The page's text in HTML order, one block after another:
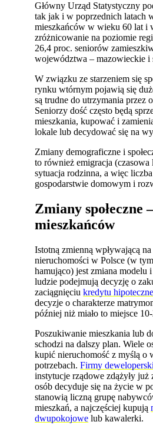
Główny Urząd Statystyczny
tak jak i w poprzednich latach
mieszkańców w wieku 60 lat i
zróżnicowanie na poziomie
26,4 proc. seniorów
województwa – mazowieckie i
W związku ze starzeniem się
rynku wtórnym pojawią się
są trudne do utrzymania przez
Seniorzy dość często będą
mieszkania, kupować i
lokale lub decydować się na
Zmiany demograficzne i
to również emigracja (czasowa
sytuacja rodzinna, a więc
gospodarstwie domowym i
Zmiany społeczne
mieszkańców
Istotną zmienną wpływającą
nieruchomości w Polsce (w
hamująco) jest zmiana modelu
ludzie podejmują decyzję o
zaciągnięciukredytu
decyzje o charakterze
później niż miało to miejsce
Poszukiwanie mieszkania lub
schodzi na dalszy plan. Wiele
kupić nieruchomość z myślą o
potrzebach.Firmy
instytucje rządowe zdążyły już
osób decyduje się na życie w
stanowią liczną grupę
mieszkań, a najczęściej kupują
dwupokojowe lub kawalerki.